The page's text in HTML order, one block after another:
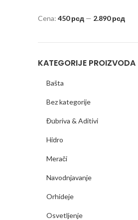
Cena: 450 рсд — 2.890 рсд
KATEGORIJE PROIZVODA
Bašta
Bez kategorije
Đubriva & Aditivi
Hidro
Merači
Navodnjavanje
Orhideje
Osvetljenje